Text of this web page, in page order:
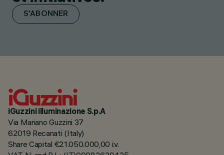
S'ABONNER
iGuzzini illuminazione S.p.A
Via Mariano Guzzini 37
62019 Recanati (Italy)
Share Capital €21.050.000,00 i.v.